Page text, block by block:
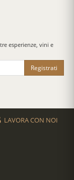
esperienze, vini e
Registrati
LAVORA CON NOI